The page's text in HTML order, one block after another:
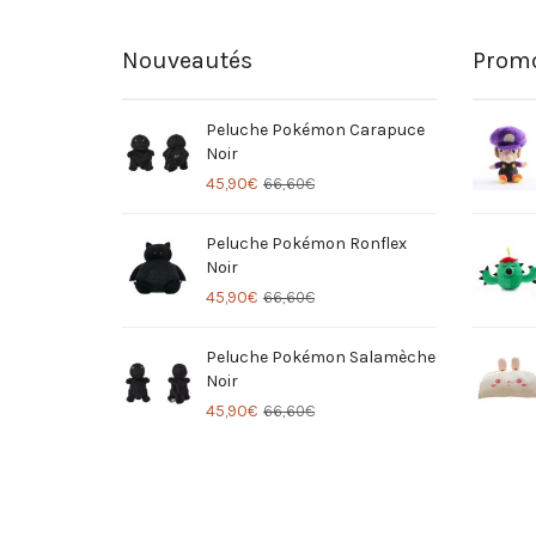
Nouveautés
Peluche Pokémon Carapuce
Noir
66,60€
45,90€
Peluche Pokémon Ronflex
Noir
66,60€
45,90€
Peluche Pokémon Salamèche
Noir
66,60€
45,90€